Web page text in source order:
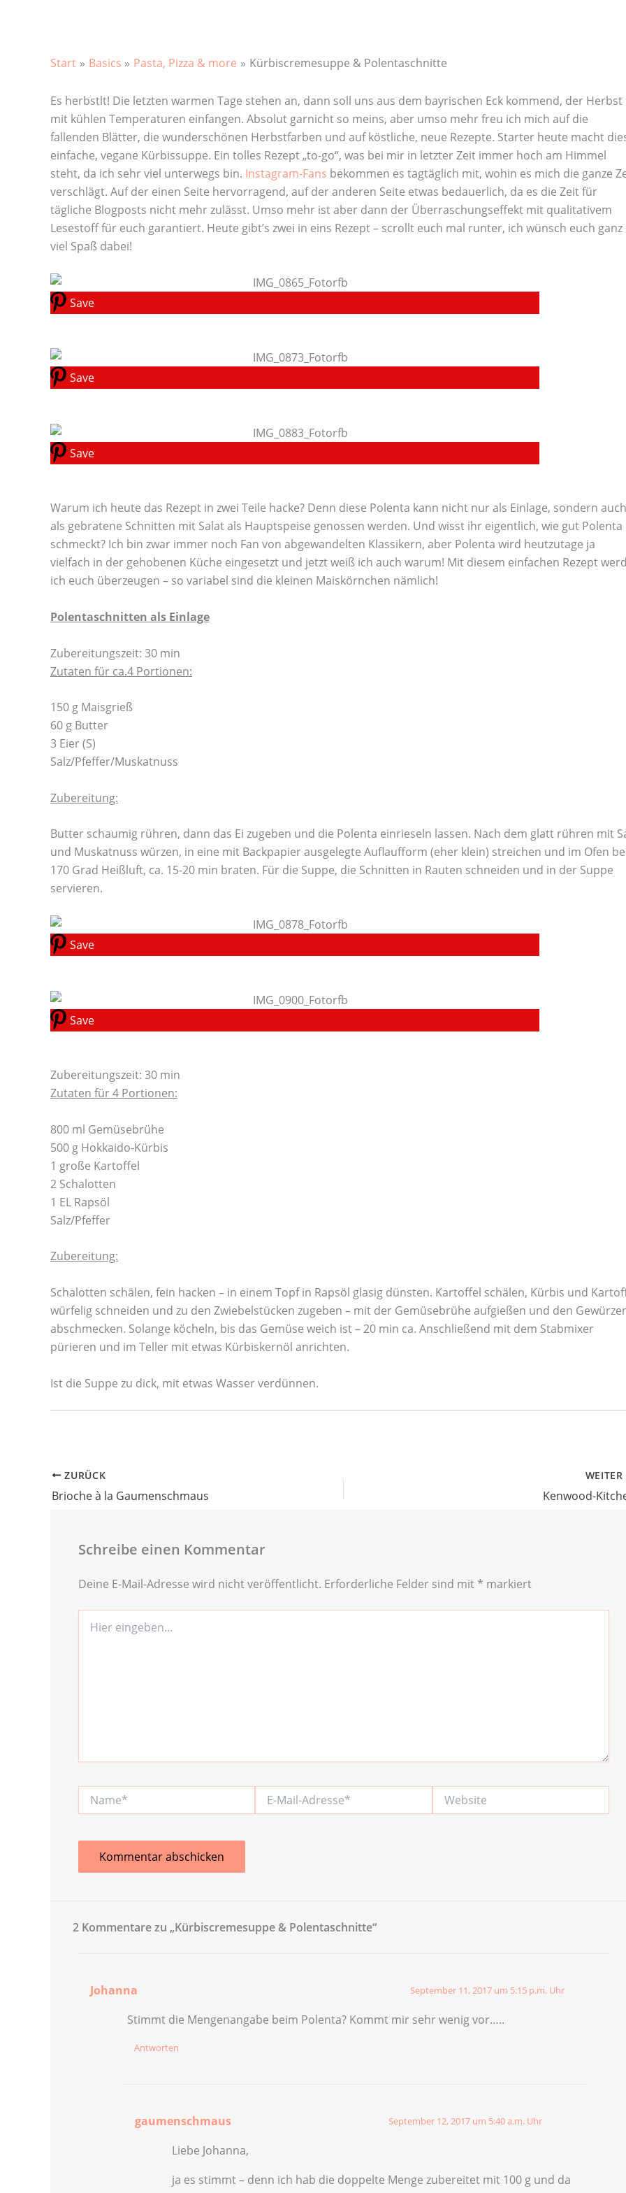
Start Basics Pasta, Pizza & more Kürbiscremesuppe & Polentaschnitte
Es herbstlt! Die letzten warmen Tage stehen an, dann soll uns aus dem bayrischen Eck kommend, der Herbst
mit kühlen Temperaturen einfangen. Absolut garnicht so meins, aber umso mehr freu ich mich auf die
fallenden Blätter, die wunderschönen Herbstfarben und auf köstliche, neue Rezepte. Starter heute macht
einfache, vegane Kürbissuppe. Ein tolles Rezept „to-go“, was bei mir in letzter Zeit immer hoch am Himmel
steht, da ich sehr viel unterwegs bin. Instagram-Fans bekommen es tagtäglich mit, wohin es mich die ganze
verschlägt. Auf der einen Seite hervorragend, auf der anderen Seite etwas bedauerlich, da es die Zeit für
tägliche Blogposts nicht mehr zulässt. Umso mehr ist aber dann der Überraschungseffekt mit qualitativem
Lesestoff für euch garantiert. Heute gibt’s zwei in eins Rezept – scrollt euch mal runter, ich wünsch euch ganz
viel Spaß dabei!
Save
Save
Save
Warum ich heute das Rezept in zwei Teile hacke? Denn diese Polenta kann nicht nur als Einlage, sondern auch
als gebratene Schnitten mit Salat als Hauptspeise genossen werden. Und wisst ihr eigentlich, wie gut Polenta
schmeckt? Ich bin zwar immer noch Fan von abgewandelten Klassikern, aber Polenta wird heutzutage ja
vielfach in der gehobenen Küche eingesetzt und jetzt weiß ich auch warum! Mit diesem einfachen Rezept
ich euch überzeugen – so variabel sind die kleinen Maiskörnchen nämlich!
Polentaschnitten als Einlage
Zubereitungszeit: 30 min
Zutaten für ca.4 Portionen:
150 g Maisgrieß
60 g Butter
3 Eier (S)
Salz/Pfeffer/Muskatnuss
Zubereitung:
Butter schaumig rühren, dann das Ei zugeben und die Polenta einrieseln lassen. Nach dem glatt rühren mit
und Muskatnuss würzen, in eine mit Backpapier ausgelegte Auflaufform (eher klein) streichen und im Ofen
170 Grad Heißluft, ca. 15-20 min braten. Für die Suppe, die Schnitten in Rauten schneiden und in der Suppe
servieren.
Save
Save
Zubereitungszeit: 30 min
Zutaten für 4 Portionen:
800 ml Gemüsebrühe
500 g Hokkaido-Kürbis
1 große Kartoffel
2 Schalotten
1 EL Rapsöl
Salz/Pfeffer
Zubereitung:
Schalotten schälen, fein hacken – in einem Topf in Rapsöl glasig dünsten. Kartoffel schälen, Kürbis und
würfelig schneiden und zu den Zwiebelstücken zugeben – mit der Gemüsebrühe aufgießen und den
abschmecken. Solange köcheln, bis das Gemüse weich ist – 20 min ca. Anschließend mit dem Stabmixer
pürieren und im Teller mit etwas Kürbiskernöl anrichten.
Ist die Suppe zu dick, mit etwas Wasser verdünnen.
ZURÜCK
Brioche à la Gaumenschmaus
WEITER
Kenwood-
Schreibe einen Kommentar
Deine E-Mail-Adresse wird nicht veröffentlicht. Erforderliche Felder sind mit * markiert
eingeben…
Mail-
2 Kommentare zu „Kürbiscremesuppe & Polentaschnitte“
Johanna September 11, 2017 um 5:15 p.m. Uhr
Stimmt die Mengenangabe beim Polenta? Kommt mir sehr wenig vor…..
Antworten
gaumenschmaus September 12, 2017 um 5:40 a.m. Uhr
Liebe Johanna,
ja es stimmt – denn ich hab die doppelte Menge zubereitet mit 100 g und da